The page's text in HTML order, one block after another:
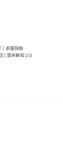
多屏同色
| 湿手触控 2.0